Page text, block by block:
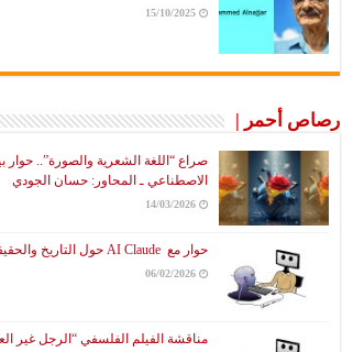
15/10/2025
رصاص أحمر |
صراع “اللغة الشعرية والصورة”.. حوار
الاصطناعي ـ المحاور: حسان الجودي
14/03/2026
حوار مع AI Claude حول التاريخ والحقيقة
06/02/2026
مناقشة الفيلم الفلسفي “الرجل غير